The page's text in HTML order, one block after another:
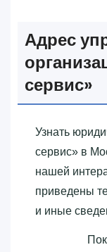
Адрес
сервис»‎
Узнать
сервис»‎ в
нашей
приведены
и иные